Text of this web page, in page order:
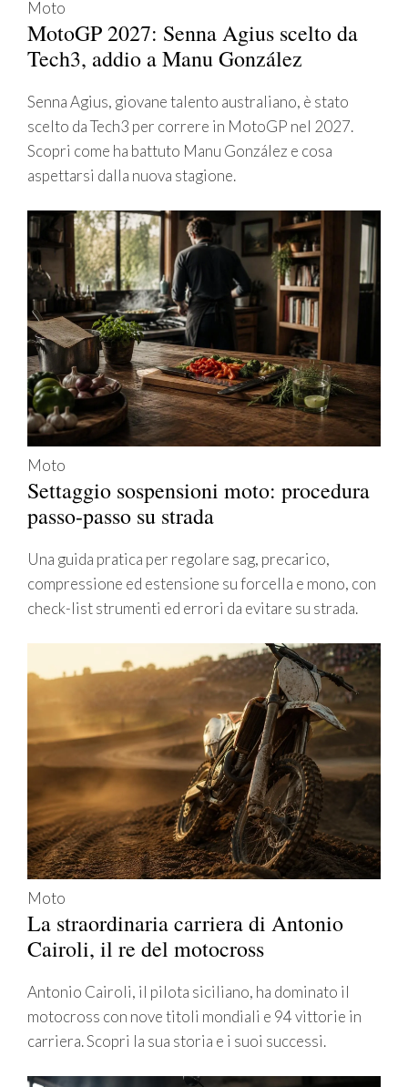
Moto
MotoGP 2027: Senna Agius scelto da
Tech3, addio a Manu González
Senna Agius, giovane talento australiano, è stato
scelto da Tech3 per correre in MotoGP nel 2027.
Scopri come ha battuto Manu González e cosa
aspettarsi dalla nuova stagione.
Moto
Settaggio sospensioni moto: procedura
passo-passo su strada
Una guida pratica per regolare sag, precarico,
compressione ed estensione su forcella e mono, con
check-list strumenti ed errori da evitare su strada.
Moto
La straordinaria carriera di Antonio
Cairoli, il re del motocross
Antonio Cairoli, il pilota siciliano, ha dominato il
motocross con nove titoli mondiali e 94 vittorie in
carriera. Scopri la sua storia e i suoi successi.